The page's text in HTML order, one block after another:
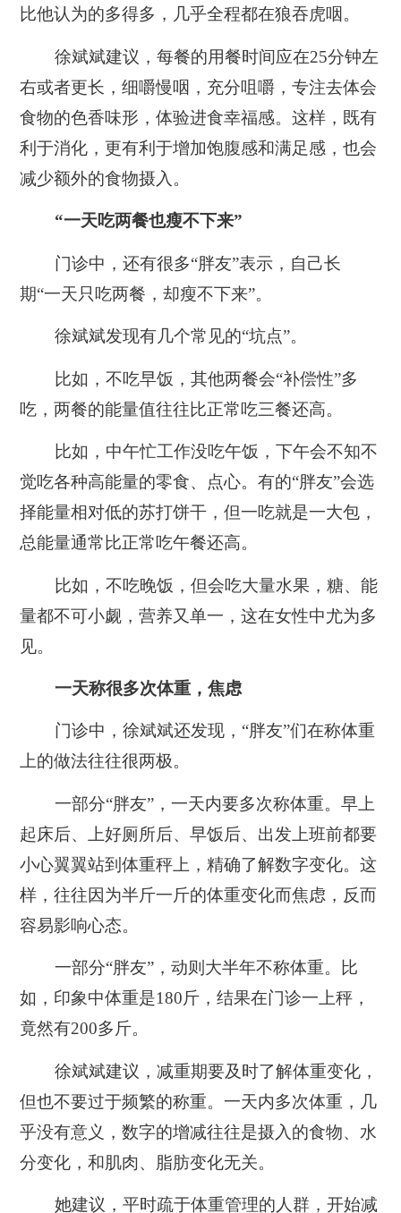
比他认为的多得多，几乎全程都在狼吞虎咽。
徐斌斌建议，每餐的用餐时间应在25分钟左
右或者更长，细嚼慢咽，充分咀嚼，专注去体会
食物的色香味形，体验进食幸福感。这样，既有
利于消化，更有利于增加饱腹感和满足感，也会
减少额外的食物摄入。
“一天吃两餐也瘦不下来”
门诊中，还有很多“胖友”表示，自己长
期“一天只吃两餐，却瘦不下来”。
徐斌斌发现有几个常见的“坑点”。
比如，不吃早饭，其他两餐会“补偿性”多
吃，两餐的能量值往往比正常吃三餐还高。
比如，中午忙工作没吃午饭，下午会不知不
觉吃各种高能量的零食、点心。有的“胖友”会选
择能量相对低的苏打饼干，但一吃就是一大包，
总能量通常比正常吃午餐还高。
比如，不吃晚饭，但会吃大量水果，糖、能
量都不可小觑，营养又单一，这在女性中尤为多
见。
一天称很多次体重，焦虑
门诊中，徐斌斌还发现，“胖友”们在称体重
上的做法往往很两极。
一部分“胖友”，一天内要多次称体重。早上
起床后、上好厕所后、早饭后、出发上班前都要
小心翼翼站到体重秤上，精确了解数字变化。这
样，往往因为半斤一斤的体重变化而焦虑，反而
容易影响心态。
一部分“胖友”，动则大半年不称体重。比
如，印象中体重是180斤，结果在门诊一上秤，
竟然有200多斤。
徐斌斌建议，减重期要及时了解体重变化，
但也不要过于频繁的称重。一天内多次体重，几
乎没有意义，数字的增减往往是摄入的食物、水
分变化，和肌肉、脂肪变化无关。
她建议，平时疏于体重管理的人群，开始减